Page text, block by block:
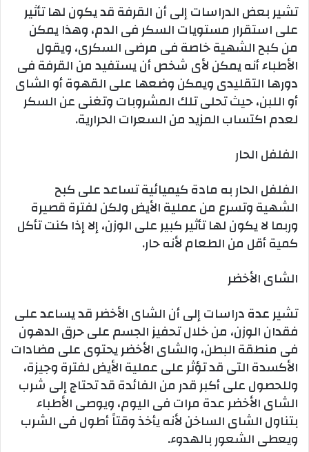
تشير بعض الدراسات إلى أن القرفة قد يكون لها تأثير
على استقرار مستويات السكر فى الدم، وهذا يمكن
من كبح الشهية خاصة فى مرضى السكرى، ويقول
الأطباء أنه يمكن لأى شخص أن يستفيد من القرفة فى
دورها التقليدى ويمكن وضعها على القهوة أو الشاى
أو اللبن، حيث تحلى تلك المشروبات وتغنى عن السكر
لعدم اكتساب المزيد من السعرات الحرارية.
الفلفل الحار
الفلفل الحار به مادة كيميائية تساعد على كبح
الشهية وتسرع من عملية الأيض ولكن لفترة قصيرة
وربما لا يكون لها تأثير كبير على الوزن، إلا إذا كنت تأكل
كمية أقل من الطعام لأنه حار.
الشاى الأخضر
تشير عدة دراسات إلى أن الشاى الأخضر قد يساعد على
فقدان الوزن، من خلال تحفيز الجسم على حرق الدهون
فى منطقة البطن، والشاى الأخضر يحتوى على مضادات
الأكسدة التى قد تؤثر على عملية الأيض لفترة وجيزة،
وللحصول على أكبر قدر من الفائدة قد تحتاج إلى شرب
الشاى الأخضر عدة مرات فى اليوم، ويوصى الأطباء
بتناول الشاى الساخن لأنه يأخذ وقتاً أطول فى الشرب
ويعطى الشعور بالهدوء.